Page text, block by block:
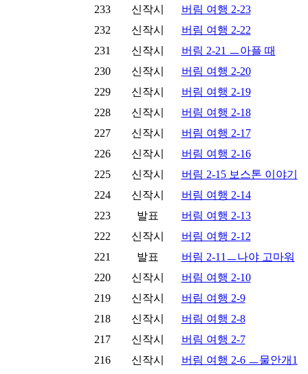
233
신작시
버림 여행 2-23
232
신작시
버림 여행 2-22
231
신작시
버림 2-21 ㅡ아플 때
230
신작시
버림 여행 2-20
229
신작시
버림 여행 2-19
228
신작시
버림 여행 2-18
227
신작시
버림 여행 2-17
226
신작시
버림 여행 2-16
225
신작시
버림 2-15 보스톤 이야기
224
신작시
버림 여행 2-14
223
발표
버림 여행 2-13
222
신작시
버림 여행 2-12
221
발표
버림 2-11ㅡ나야 고마워
220
신작시
버림 여행 2-10
219
신작시
버림 여행 2-9
218
신작시
버림 여행 2-8
217
신작시
버림 여행 2-7
216
신작시
버림 여행 2-6 ㅡ물안개1